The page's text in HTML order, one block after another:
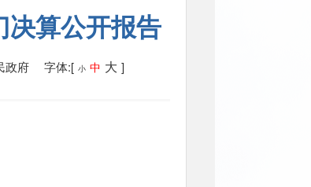
决算公开报告
政府 字体:[ 小 中 大 ]